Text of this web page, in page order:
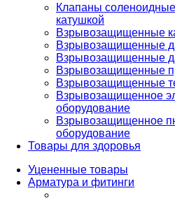
Клапаны
катушкой
Взрывозащищенные
Взрывозащищенные
Взрывозащищенные
Взрывозащищенные
Взрывозащищенные
Взрывозащищенное
оборудование
Взрывозащищенное
оборудование
Товары для здоровья
Уцененные товары
Арматура и фитинги